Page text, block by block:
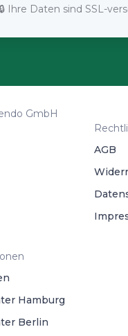
🔒 Ihre Daten sind SSL-
GmbH
AGB
Hamburg
Berlin